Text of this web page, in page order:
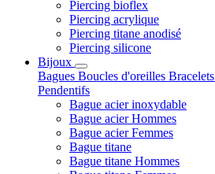
Piercing bioflex
Piercing acrylique
Piercing titane anodisé
Piercing silicone
Bijoux
Bagues Boucles d'oreilles Bracelets
Pendentifs
Bague acier inoxydable
Bague acier Hommes
Bague acier Femmes
Bague titane
Bague titane Hommes